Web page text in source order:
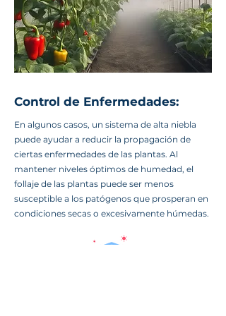
Control de Enfermedades:
En algunos casos, un sistema de alta niebla
puede ayudar a reducir la propagación de
ciertas enfermedades de las plantas. Al
mantener niveles óptimos de humedad, el
follaje de las plantas puede ser menos
susceptible a los patógenos que prosperan en
condiciones secas o excesivamente húmedas.